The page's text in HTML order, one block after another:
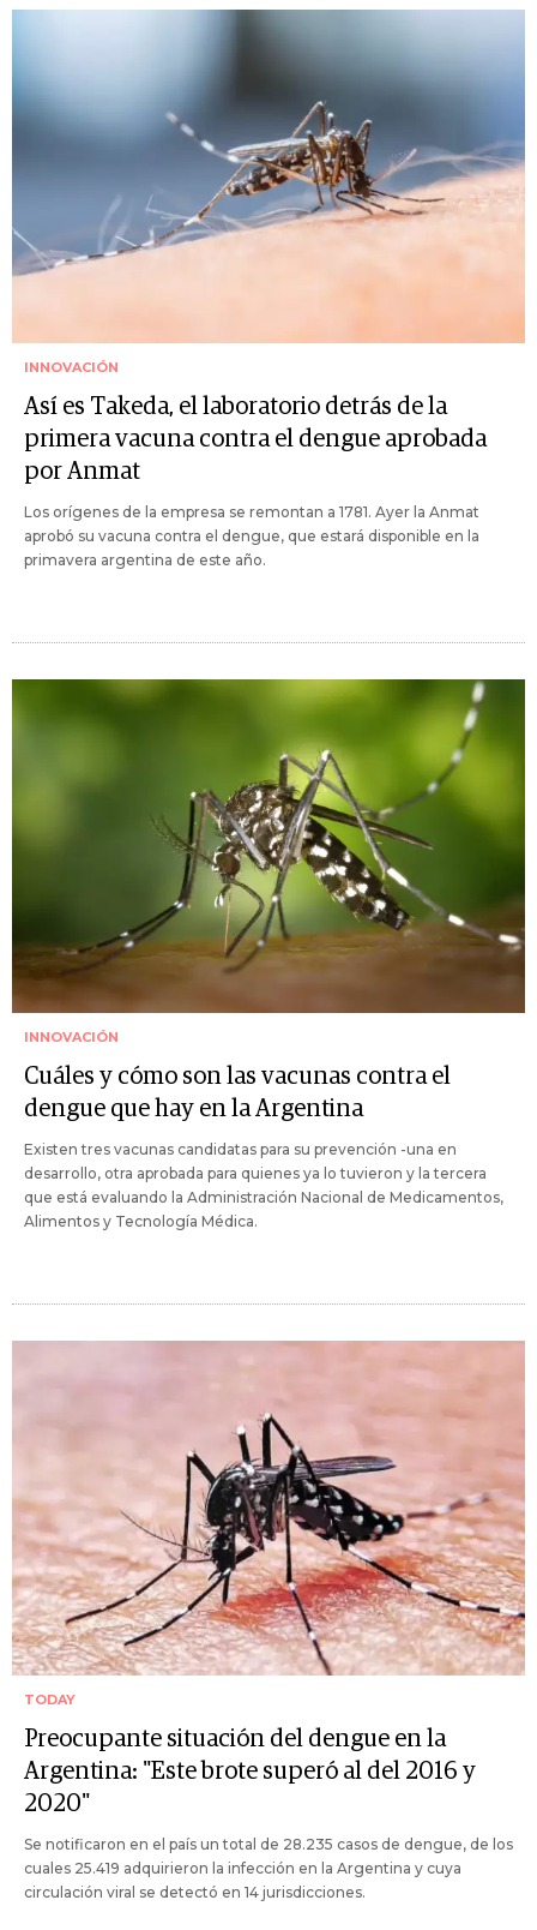
INNOVACIÓN
Así es Takeda, el laboratorio detrás de la
primera vacuna contra el dengue aprobada
por Anmat
Los orígenes de la empresa se remontan a 1781. Ayer la Anmat
aprobó su vacuna contra el dengue, que estará disponible en la
primavera argentina de este año.
INNOVACIÓN
Cuáles y cómo son las vacunas contra el
dengue que hay en la Argentina
Existen tres vacunas candidatas para su prevención -una en
desarrollo, otra aprobada para quienes ya lo tuvieron y la tercera
que está evaluando la Administración Nacional de Medicamentos,
Alimentos y Tecnología Médica.
TODAY
Preocupante situación del dengue en la
Argentina: "Este brote superó al del 2016 y
2020"
Se notificaron en el país un total de 28.235 casos de dengue, de los
cuales 25.419 adquirieron la infección en la Argentina y cuya
circulación viral se detectó en 14 jurisdicciones.